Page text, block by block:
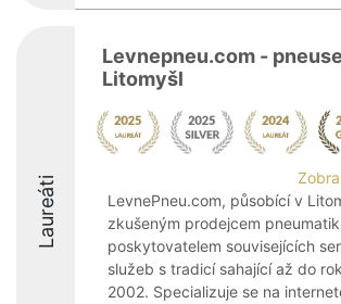
Laureáti
Levnepneu.com -
Litomyšl
LevnePneu.com, působící v
zkušeným prodejcem
poskytovatelem souvisejících
služeb s tradicí sahající až do
2002. Specializuje se na